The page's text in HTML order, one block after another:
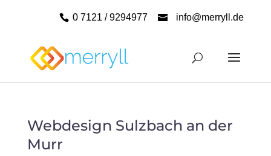
0 7121 / 9294977 info@merryll.de
Webdesign Sulzbach an der
Murr